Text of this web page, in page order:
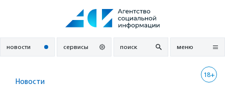
новости сервисы поиск меню
18+
Новости